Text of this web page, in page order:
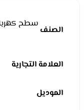
الصنف
العلامة التجارية
الموديل